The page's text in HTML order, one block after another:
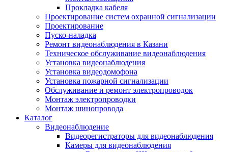
Прокладка кабеля
Проектирование систем охранной сигнализации
Проектирование
Пуско-наладка
Ремонт видеонаблюдения в Казани
Техническое обслуживание видеонаблюдения
Установка видеонаблюдения
Установка видеодомофона
Установка пожарной сигнализации
Обслуживание и ремонт электропроводок
Монтаж электропроводки
Монтаж шинопровода
Каталог
Видеонаблюдение
Видеорегистраторы для видеонаблюдения
Камеры для видеонаблюдения